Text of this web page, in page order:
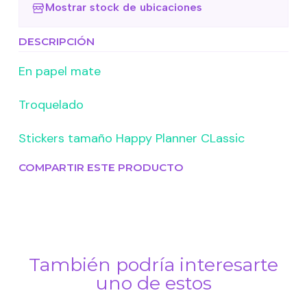
Mostrar stock de ubicaciones
DESCRIPCIÓN
En papel mate
Troquelado
Stickers tamaño Happy Planner CLassic
COMPARTIR ESTE PRODUCTO
También podría interesarte
uno de estos